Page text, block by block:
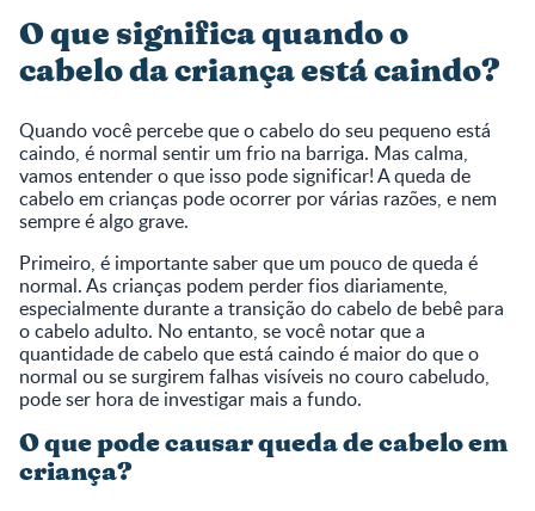
O que significa quando o
cabelo da criança está caindo?
Quando você percebe que o cabelo do seu pequeno está
caindo, é normal sentir um frio na barriga. Mas calma,
vamos entender o que isso pode significar! A queda de
cabelo em crianças pode ocorrer por várias razões, e nem
sempre é algo grave.
Primeiro, é importante saber que um pouco de queda é
normal. As crianças podem perder fios diariamente,
especialmente durante a transição do cabelo de bebê para
o cabelo adulto. No entanto, se você notar que a
quantidade de cabelo que está caindo é maior do que o
normal ou se surgirem falhas visíveis no couro cabeludo,
pode ser hora de investigar mais a fundo.
O que pode causar queda de cabelo em
criança?